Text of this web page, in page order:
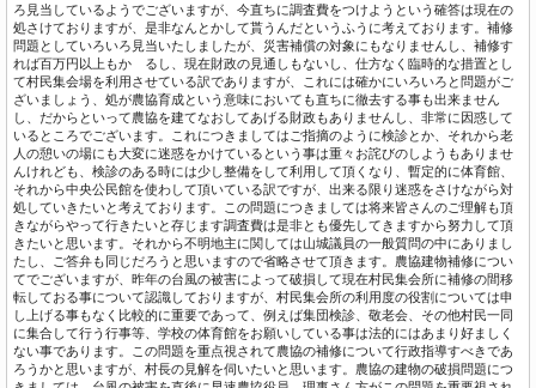
ろ見当しているようでございますが、今直ちに調査費をつけようという確答は現在の
処さけておりますが、是非なんとかして貰うんだというふうに考えております。補修
問題としていろいろ見当いたしましたが、災害補償の対象にもなりませんし、補修す
れば百万円以上もかゝるし、現在財政の見通しもないし、仕方なく臨時的な措置とし
て村民集会場を利用させている訳でありますが、これには確かにいろいろと問題がご
ざいましょう、処が農協育成という意味においても直ちに徹去する事も出来ません
し、だからといって農協を建てなおしてあげる財政もありませんし、非常に因惑して
いるところでございます。これにつきましてはご指摘のように検診とか、それから老
人の憩いの場にも大変に迷惑をかけているという事は重々お詫びのしようもありませ
んけれども、検診のある時には少し整備をして利用して頂くなり、暫定的に体育館、
それから中央公民館を使わして頂いている訳ですが、出来る限り迷惑をさけながら対
処していきたいと考えております。この問題につきましては将来皆さんのご理解も頂
きながらやって行きたいと存じます調査費は是非とも優先してきますから努力して頂
きたいと思います。それから不明地主に関しては山城議員の一般質問の中にありまし
たし、ご答弁も同じだろうと思いますので省略させて頂きます。農協建物補修につい
てでございますが、昨年の台風の被害によって破損して現在村民集会所に補修の間移
転しておる事について認識しておりますが、村民集会所の利用度の役割については申
し上げる事もなく比較的に重要であって、例えば集団検診、敬老会、その他村民一同
に集合して行う行事等、学校の体育館をお願いしている事は法的にはあまり好ましく
ない事であります。この問題を重点視されて農協の補修について行政指導すべきであ
ろうかと思いますが、村長の見解を伺いたいと思います。農協の建物の破損問題につ